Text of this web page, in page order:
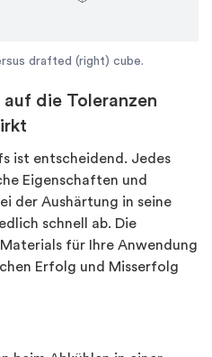
drafted (right) cube.
die Toleranzen
ist entscheidend. Jedes
Eigenschaften und
der Aushärtung in seine
schnell ab. Die
für Ihre Anwendung
Erfolg und Misserfolg